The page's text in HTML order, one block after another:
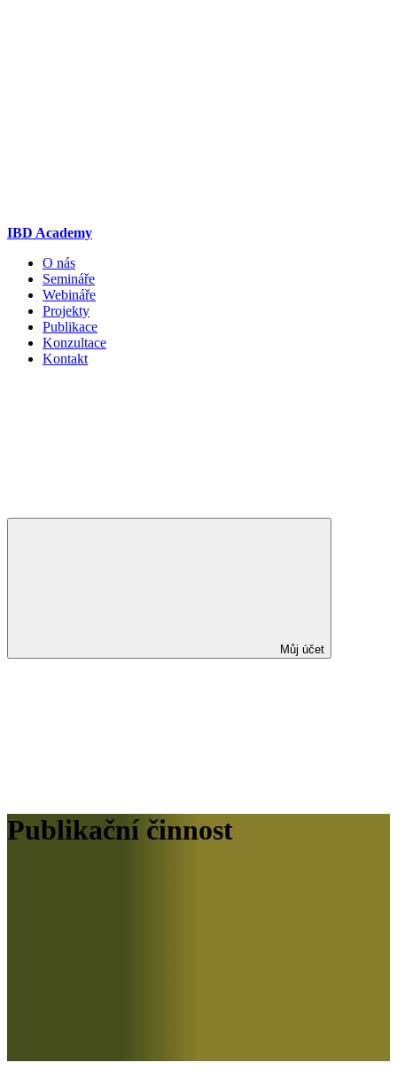
IBD Academy
O nás
Semináře
Webináře
Projekty
Publikace
Konzultace
Kontakt
Můj účet
Publikační činnost